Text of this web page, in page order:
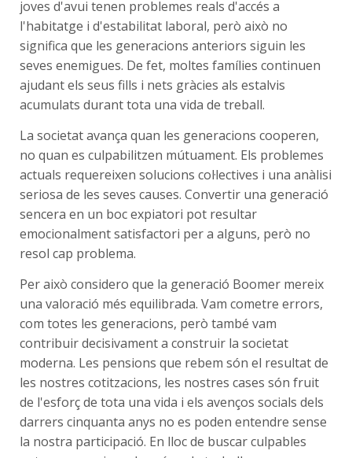
joves d'avui tenen problemes reals d'accés a
l'habitatge i d'estabilitat laboral, però això no
significa que les generacions anteriors siguin les
seves enemigues. De fet, moltes famílies continuen
ajudant els seus fills i nets gràcies als estalvis
acumulats durant tota una vida de treball.
La societat avança quan les generacions cooperen,
no quan es culpabilitzen mútuament. Els problemes
actuals requereixen solucions col·lectives i una anàlisi
seriosa de les seves causes. Convertir una generació
sencera en un boc expiatori pot resultar
emocionalment satisfactori per a alguns, però no
resol cap problema.
Per això considero que la generació Boomer mereix
una valoració més equilibrada. Vam cometre errors,
com totes les generacions, però també vam
contribuir decisivament a construir la societat
moderna. Les pensions que rebem són el resultat de
les nostres cotitzacions, les nostres cases són fruit
de l'esforç de tota una vida i els avenços socials dels
darrers cinquanta anys no es poden entendre sense
la nostra participació. En lloc de buscar culpables